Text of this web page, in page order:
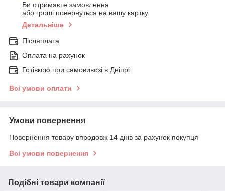
Ви отримаєте замовлення
або гроші повернуться на вашу картку
Детальніше
Післяплата
Оплата на рахунок
Готівкою при самовивозі в Дніпрі
Всі умови оплати
Умови повернення
Повернення товару впродовж 14 днів за рахунок покупця
Всі умови повернення
Подібні товари компанії